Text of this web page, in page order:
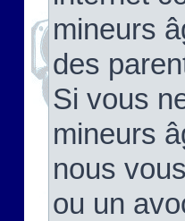
mineurs
des
Si vous
mineurs
nous
ou un